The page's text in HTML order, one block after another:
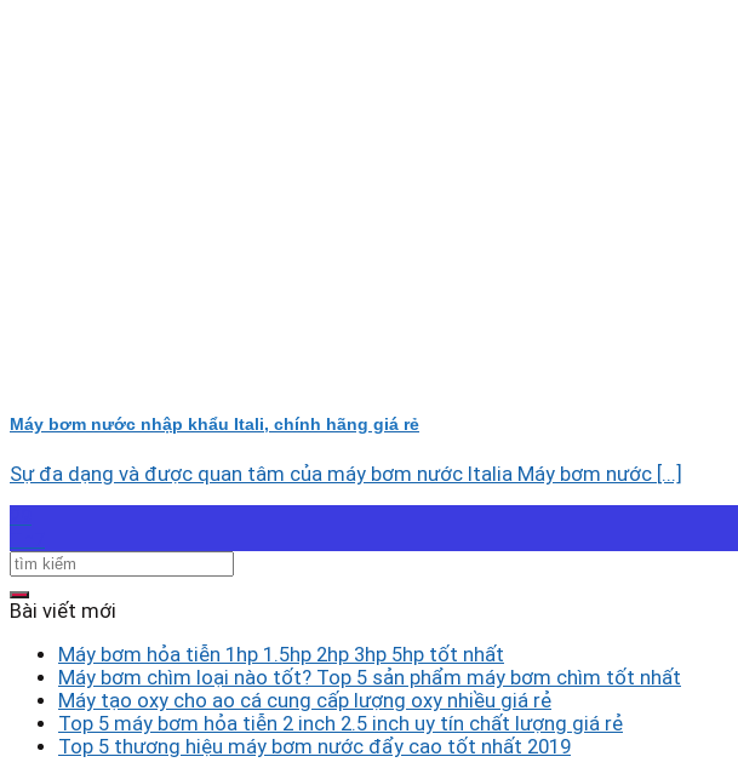
Máy bơm nước nhập khẩu Itali, chính hãng giá rẻ
Sự đa dạng và được quan tâm của máy bơm nước Italia Máy bơm nước [...]
Bài viết mới
Máy bơm hỏa tiễn 1hp 1.5hp 2hp 3hp 5hp tốt nhất
Máy bơm chìm loại nào tốt? Top 5 sản phẩm máy bơm chìm tốt nhất
Máy tạo oxy cho ao cá cung cấp lượng oxy nhiều giá rẻ
Top 5 máy bơm hỏa tiễn 2 inch 2.5 inch uy tín chất lượng giá rẻ
Top 5 thương hiệu máy bơm nước đẩy cao tốt nhất 2019